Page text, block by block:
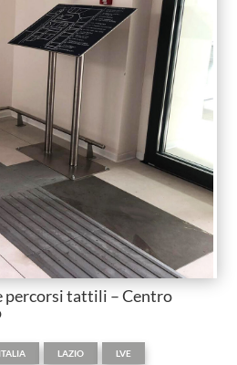
percorsi tattili – Centro
ITALIA
,
LAZIO
,
LVE